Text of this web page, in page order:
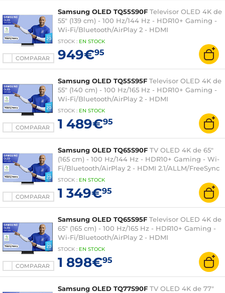
COMPARAR
Samsung OLED TQ55S90F Televisor OLED 4K de
55" (139 cm) - 100 Hz/144 Hz - HDR10+ Gaming -
Wi-Fi/Bluetooth/AirPlay 2 - HDMI
2.1/ALLM/FreeSync Premium - Sonido 2.1 40W -
Dolby Atmos
STOCK : EN STOCK
949€95
COMPARAR
Samsung OLED TQ55S95F Televisor OLED 4K de
55" (140 cm) - 100 Hz/165 Hz - HDR10+ Gaming -
Wi-Fi/Bluetooth/AirPlay 2 - HDMI
2.1/ALLM/FreeSync Premium Pro - Sonido 4.2.2
70W - Dolby Atmos Inalámbrico
STOCK : EN STOCK
1 489€95
COMPARAR
Samsung OLED TQ65S90F TV OLED 4K de 65"
(165 cm) - 100 Hz/144 Hz - HDR10+ Gaming - Wi-
Fi/Bluetooth/AirPlay 2 - HDMI 2.1/ALLM/FreeSync
Premium - Sonido 2.1 40W - Dolby Atmos
STOCK : EN STOCK
1 349€95
COMPARAR
Samsung OLED TQ65S95F Televisor OLED 4K de
65" (165 cm) - 100 Hz/165 Hz - HDR10+ Gaming -
Wi-Fi/Bluetooth/AirPlay 2 - HDMI
2.1/ALLM/FreeSync Premium Pro - Sonido 4.2.2
70W - Dolby Atmos Inalámbrico
STOCK : EN STOCK
1 898€95
Samsung OLED TQ77S90F TV OLED 4K de 77"